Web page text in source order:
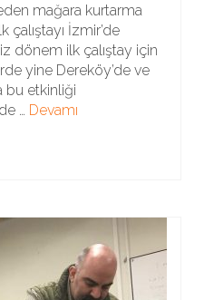
mağara kurtarma
çalıştayı İzmir’de
dönem ilk çalıştay için
yine Dereköy’de ve
bu etkinliği
… Devamı